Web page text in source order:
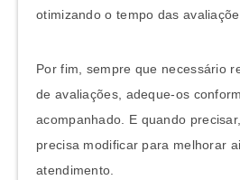
otimizando o tempo das
Por fim, sempre que necessário
de avaliações, adeque-os
acompanhado. E quando
precisa modificar para melhorar
atendimento.